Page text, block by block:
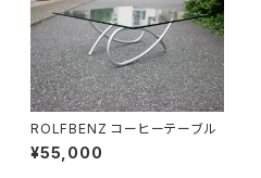
ROLFBENZ コーヒーテーブル
¥55,000